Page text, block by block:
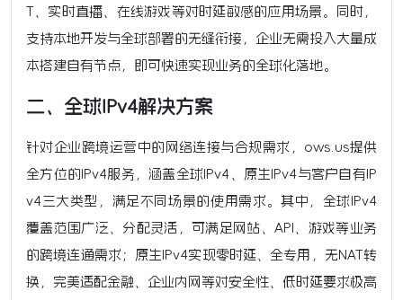
T、实时直播、在线游戏等对时延敏感的应用场景。同时，
支持本地开发与全球部署的无缝衔接，企业无需投入大量成
本搭建自有节点，即可快速实现业务的全球化落地。
二、全球IPv4解决方案
针对企业跨境运营中的网络连接与合规需求，ows.us提供
全方位的IPv4服务，涵盖全球IPv4、原生IPv4与客户自有IP
v4三大类型，满足不同场景的使用需求。其中，全球IPv4
覆盖范围广泛、分配灵活，可满足网站、API、游戏等业务
的跨境连通需求；原生IPv4实现零时延、全专用，无NAT转
换，完美适配金融、企业内网等对安全性、低时延要求极高